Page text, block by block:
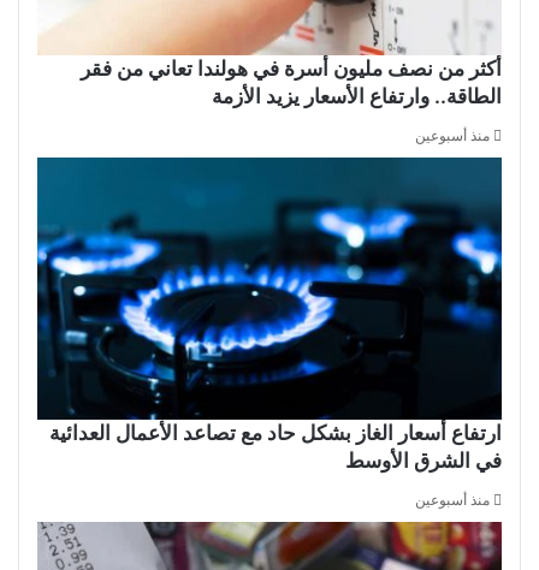
أكثر من نصف مليون أسرة في هولندا تعاني من فقر
الطاقة.. وارتفاع الأسعار يزيد الأزمة
منذ أسبوعين
ارتفاع أسعار الغاز بشكل حاد مع تصاعد الأعمال العدائية
في الشرق الأوسط
منذ أسبوعين